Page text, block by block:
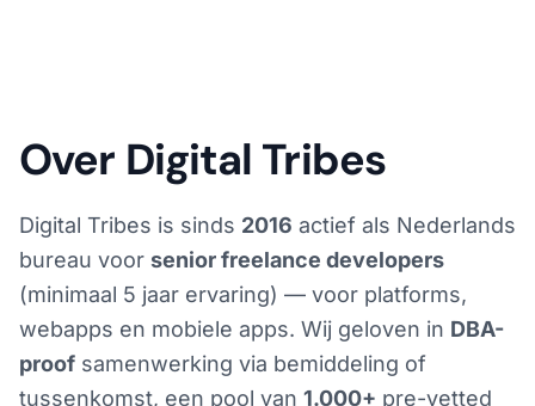
Over Digital Tribes
Digital Tribes is sinds 2016 actief als Nederlands
bureau voor senior freelance developers
(minimaal 5 jaar ervaring) — voor platforms,
webapps en mobiele apps. Wij geloven in DBA-
proof samenwerking via bemiddeling of
tussenkomst, een pool van 1.000+ pre-vetted